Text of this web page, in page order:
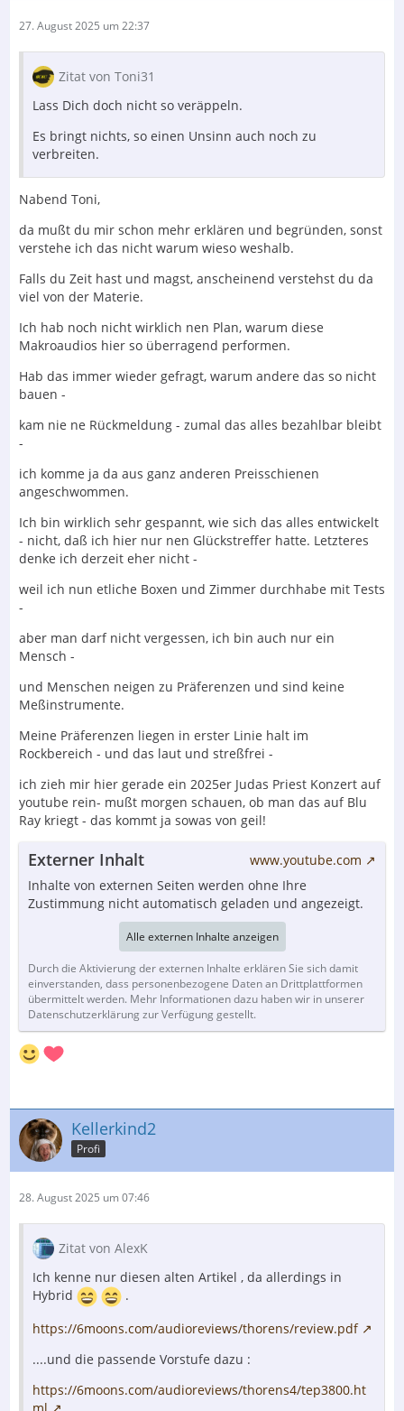
27. August 2025 um 22:37
Zitat von Toni31
Lass Dich doch nicht so veräppeln.
Es bringt nichts, so einen Unsinn auch noch zu
verbreiten.
Nabend Toni,
da mußt du mir schon mehr erklären und begründen, sonst
verstehe ich das nicht warum wieso weshalb.
Falls du Zeit hast und magst, anscheinend verstehst du da
viel von der Materie.
Ich hab noch nicht wirklich nen Plan, warum diese
Makroaudios hier so überragend performen.
Hab das immer wieder gefragt, warum andere das so nicht
bauen -
kam nie ne Rückmeldung - zumal das alles bezahlbar bleibt
-
ich komme ja da aus ganz anderen Preisschienen
angeschwommen.
Ich bin wirklich sehr gespannt, wie sich das alles entwickelt
- nicht, daß ich hier nur nen Glückstreffer hatte. Letzteres
denke ich derzeit eher nicht -
weil ich nun etliche Boxen und Zimmer durchhabe mit Tests
-
aber man darf nicht vergessen, ich bin auch nur ein
Mensch -
und Menschen neigen zu Präferenzen und sind keine
Meßinstrumente.
Meine Präferenzen liegen in erster Linie halt im
Rockbereich - und das laut und streßfrei -
ich zieh mir hier gerade ein 2025er Judas Priest Konzert auf
youtube rein- mußt morgen schauen, ob man das auf Blu
Ray kriegt - das kommt ja sowas von geil!
Externer Inhalt
www.youtube.com
Inhalte von externen Seiten werden ohne Ihre
Zustimmung nicht automatisch geladen und angezeigt.
Alle externen Inhalte anzeigen
Durch die Aktivierung der externen Inhalte erklären Sie sich damit
einverstanden, dass personenbezogene Daten an Drittplattformen
übermittelt werden. Mehr Informationen dazu haben wir in unserer
Datenschutzerklärung zur Verfügung gestellt.
Kellerkind2
Profi
28. August 2025 um 07:46
Zitat von AlexK
Ich kenne nur diesen alten Artikel , da allerdings in
Hybrid
.
https://6moons.com/audioreviews/thorens/review.pdf
....und die passende Vorstufe dazu :
https://6moons.com/audioreviews/thorens4/tep3800.ht
ml